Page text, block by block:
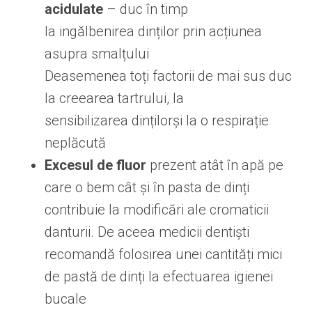
acidulate – duc în timp
la ingălbenirea dinților prin acțiunea
asupra smalțului
Deasemenea toți factorii de mai sus duc
la creearea tartrului, la
sensibilizarea dințilorși la o respirație
neplăcută
Excesul de fluor prezent atât în apă pe
care o bem cât și în pasta de dinți
contribuie la modificări ale cromaticii
danturii. De aceea medicii dentiști
recomandă folosirea unei cantități mici
de pastă de dinți la efectuarea igienei
bucale